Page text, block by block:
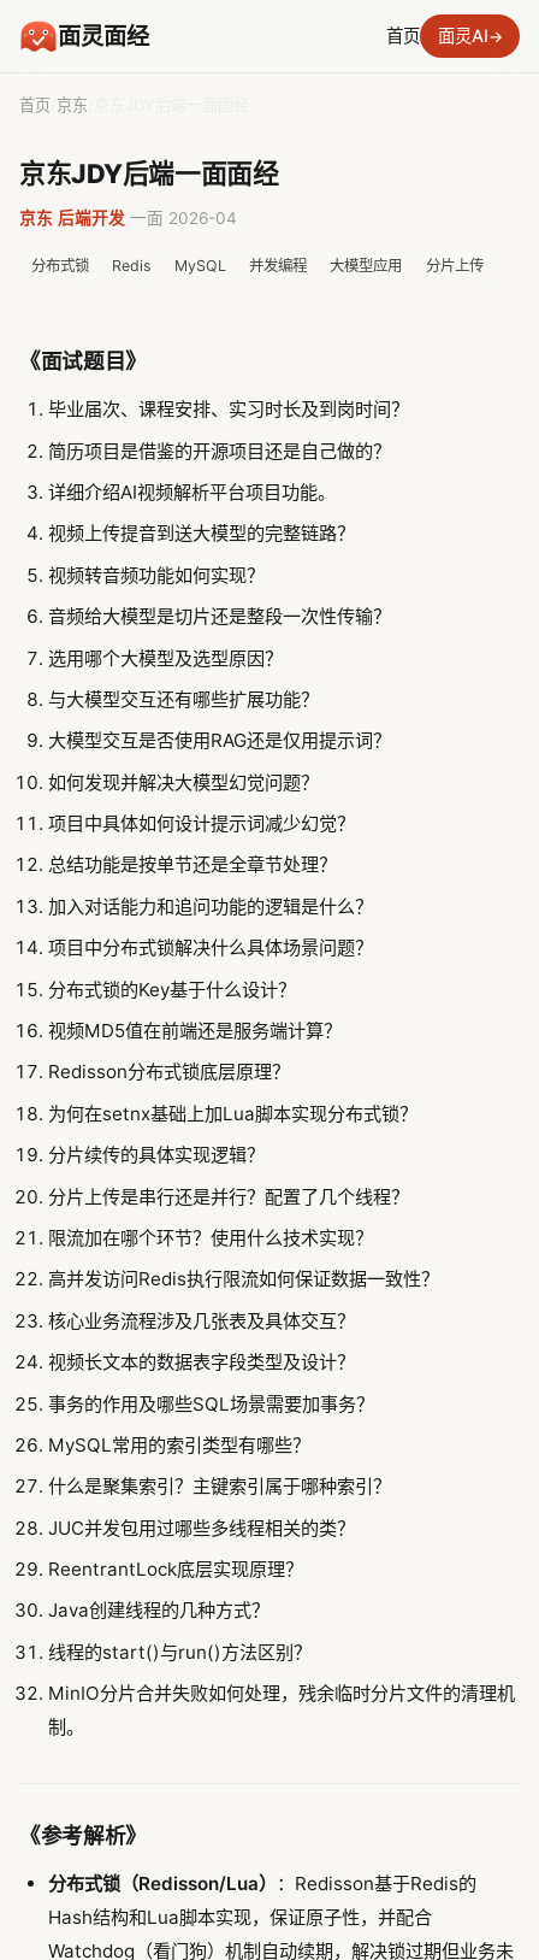
面灵面经 首页 面灵AI→
首页 京东
京东JDY后端一面面经
京东 后端开发 一面 2026-04
分布式锁 Redis MySQL 并发编程 大模型应用 分片上传
《面试题目》
毕业届次、课程安排、实习时长及到岗时间？
简历项目是借鉴的开源项目还是自己做的？
详细介绍AI视频解析平台项目功能。
视频上传提音到送大模型的完整链路？
视频转音频功能如何实现？
音频给大模型是切片还是整段一次性传输？
选用哪个大模型及选型原因？
与大模型交互还有哪些扩展功能？
大模型交互是否使用RAG还是仅用提示词？
如何发现并解决大模型幻觉问题？
项目中具体如何设计提示词减少幻觉？
总结功能是按单节还是全章节处理？
加入对话能力和追问功能的逻辑是什么？
项目中分布式锁解决什么具体场景问题？
分布式锁的Key基于什么设计？
视频MD5值在前端还是服务端计算？
Redisson分布式锁底层原理？
为何在setnx基础上加Lua脚本实现分布式锁？
分片续传的具体实现逻辑？
分片上传是串行还是并行？配置了几个线程？
限流加在哪个环节？使用什么技术实现？
高并发访问Redis执行限流如何保证数据一致性？
核心业务流程涉及几张表及具体交互？
视频长文本的数据表字段类型及设计？
事务的作用及哪些SQL场景需要加事务？
MySQL常用的索引类型有哪些？
什么是聚集索引？主键索引属于哪种索引？
JUC并发包用过哪些多线程相关的类？
ReentrantLock底层实现原理？
Java创建线程的几种方式？
线程的start()与run()方法区别？
MinIO分片合并失败如何处理，残余临时分片文件的清理机
制。
《参考解析》
分布式锁（Redisson/Lua） ：Redisson基于Redis的
Hash结构和Lua脚本实现，保证原子性，并配合
Watchdog（看门狗）机制自动续期，解决锁过期但业务未